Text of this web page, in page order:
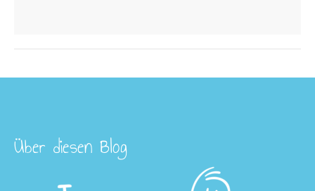
Über diesen Blog